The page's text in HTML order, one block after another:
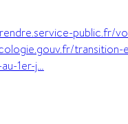
public.fr/
1er-j…